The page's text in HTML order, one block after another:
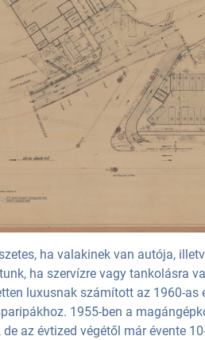
ha valakinek van autója,
ha szervízre vagy tankolásra
luxusnak számított az 1960-as
1955-ben a
az évtized végétől már évente